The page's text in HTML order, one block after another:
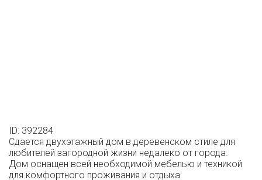
ID: 392284
Сдается двухэтажный дом в деревенском стиле для
любителей загородной жизни недалеко от города.
Дом оснащен всей необходимой мебелью и техникой
для комфортного проживания и отдыха: